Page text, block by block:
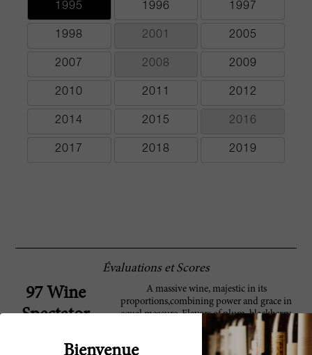
1995 1996 1997
1998 2001 2005
2007 2008 2009
2010 2011 2012
2014 2015 2016
2017 2018 2019
Évaluations et Scores
97 Wine
Spectator
A massive wine, majestic in its
proportions,combining power and grace in
equal measure. Flavors of plum, blackberry,
chocolate and pepper, with hints of cedar,
licorice and mint, swirl through the exotic
finish. Tannins swarm but don't overwhelm
Bienvenue